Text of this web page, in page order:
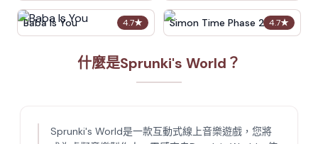
4.7★
Baba Is You 4.7★
Simon Time Phase 2
什麼是Sprunki's World？
Sprunki's World是一款互動式線上音樂遊戲，您將